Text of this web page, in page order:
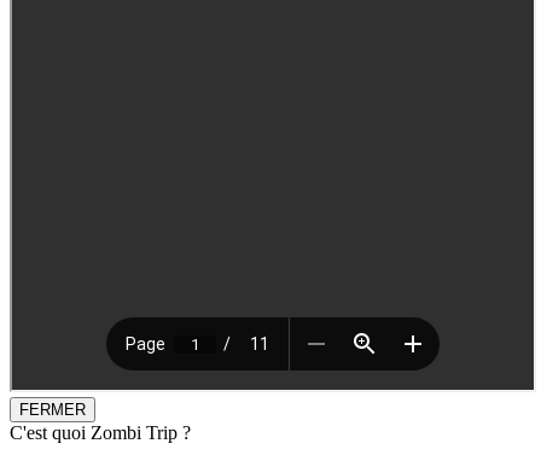
FERMER
C'est quoi Zombi Trip ?